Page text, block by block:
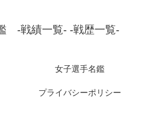
-戦績一覧- -戦歴一覧-
女子選手名鑑
プライバシーポリシー